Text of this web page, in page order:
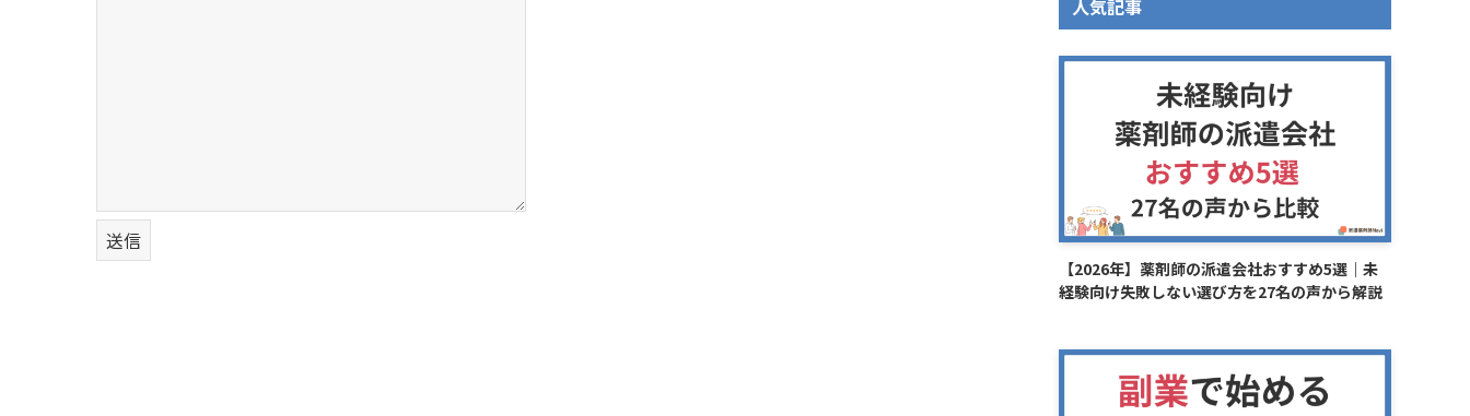
人気記事
【2026年】薬剤師の派遣会社おすすめ5選｜未
経験向け失敗しない選び方を27名の声から解説